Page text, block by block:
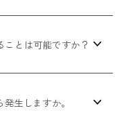
ことは可能ですか？
生しますか。